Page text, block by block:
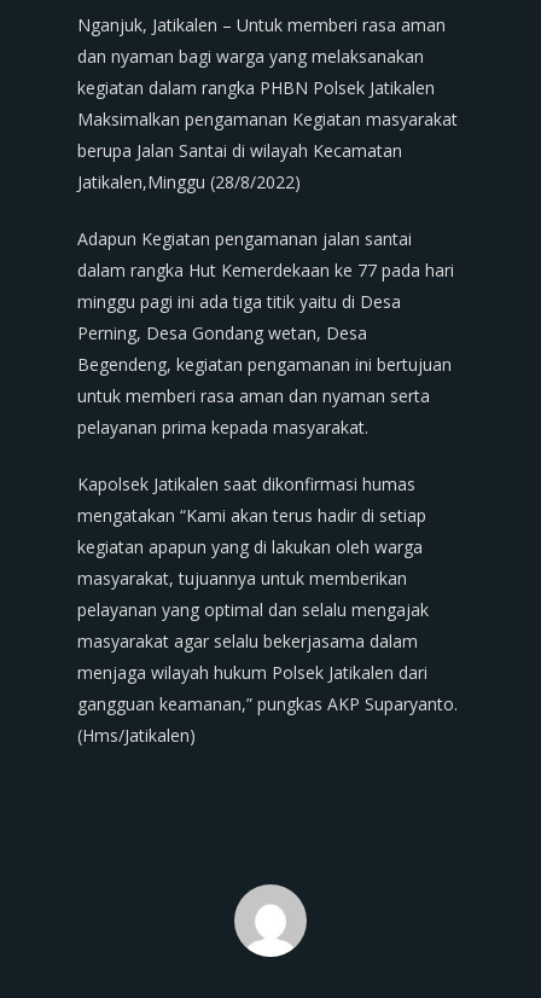
Nganjuk, Jatikalen – Untuk memberi rasa aman
dan nyaman bagi warga yang melaksanakan
kegiatan dalam rangka PHBN Polsek Jatikalen
Maksimalkan pengamanan Kegiatan masyarakat
berupa Jalan Santai di wilayah Kecamatan
Jatikalen,Minggu (28/8/2022)
Adapun Kegiatan pengamanan jalan santai
dalam rangka Hut Kemerdekaan ke 77 pada hari
minggu pagi ini ada tiga titik yaitu di Desa
Perning, Desa Gondang wetan, Desa
Begendeng, kegiatan pengamanan ini bertujuan
untuk memberi rasa aman dan nyaman serta
pelayanan prima kepada masyarakat.
Kapolsek Jatikalen saat dikonfirmasi humas
mengatakan “Kami akan terus hadir di setiap
kegiatan apapun yang di lakukan oleh warga
masyarakat, tujuannya untuk memberikan
pelayanan yang optimal dan selalu mengajak
masyarakat agar selalu bekerjasama dalam
menjaga wilayah hukum Polsek Jatikalen dari
gangguan keamanan,” pungkas AKP Suparyanto.
(Hms/Jatikalen)